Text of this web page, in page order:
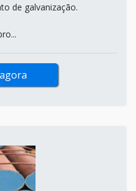
de galvanização.